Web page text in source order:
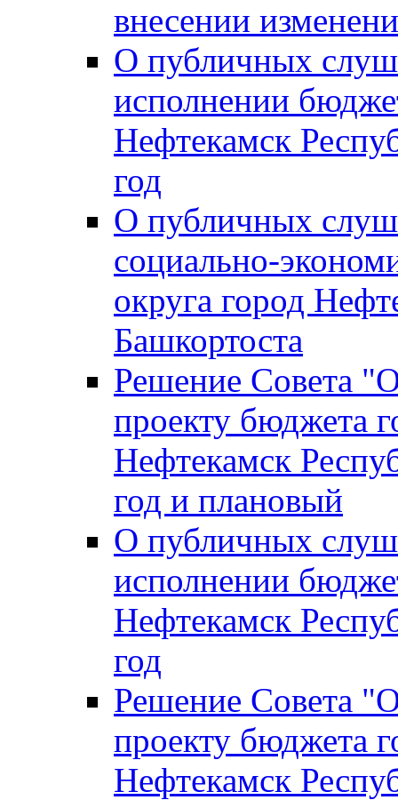
внесении
О публичных
исполнении
Нефтекамск
год
О публичных
социально-
округа город
Башкортоста
Решение Совета
проекту бюджета
Нефтекамск
год и плановый
О публичных
исполнении
Нефтекамск
год
Решение Совета
проекту бюджета
Нефтекамск